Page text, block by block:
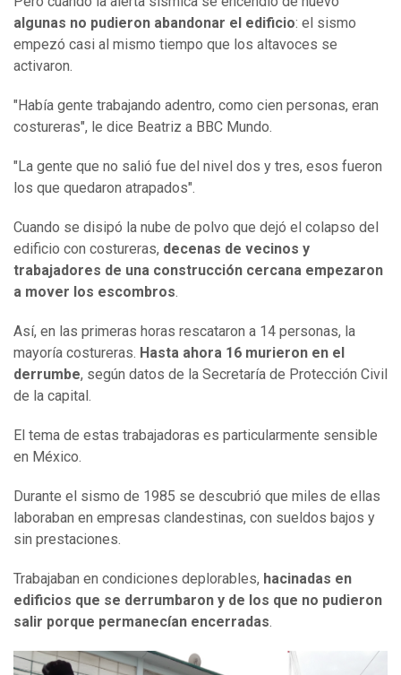
algunas no pudieron abandonar el edificio: el sismo
empezó casi al mismo tiempo que los altavoces se
activaron.
"Había gente trabajando adentro, como cien personas, eran
costureras", le dice Beatriz a BBC Mundo.
"La gente que no salió fue del nivel dos y tres, esos fueron
los que quedaron atrapados".
Cuando se disipó la nube de polvo que dejó el colapso del
edificio con costureras, decenas de vecinos y
trabajadores de una construcción cercana empezaron
a mover los escombros.
Así, en las primeras horas rescataron a 14 personas, la
mayoría costureras. Hasta ahora 16 murieron en el
derrumbe, según datos de la Secretaría de Protección Civil
de la capital.
El tema de estas trabajadoras es particularmente sensible
en México.
Durante el sismo de 1985 se descubrió que miles de ellas
laboraban en empresas clandestinas, con sueldos bajos y
sin prestaciones.
Trabajaban en condiciones deplorables, hacinadas en
edificios que se derrumbaron y de los que no pudieron
salir porque permanecían encerradas.